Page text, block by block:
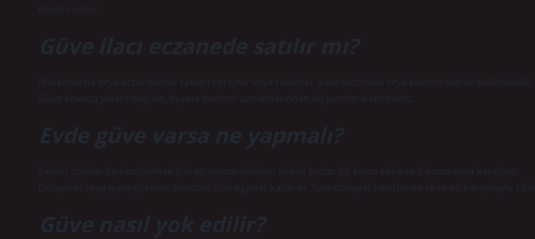
memnundur.
Güve ilacı eczanede satılır mı?
Marketlerde veya eczanelerde satılan spreyler veya tabletler güve öldürücü veya kovucu olarak kullanılabilir.
Güve kovucu yeterli değilse, haşere kontrol uzmanlarından da yardım alabilirsiniz.
Evde güve varsa ne yapmalı?
Evdeki güvelerden kurtulmak için en yaygın yöntem sirkeli sudur. Bir kısım sirke ve 2 kısım suyu karıştırın.
Dolaptaki veya güve görülen alandaki tüm eşyalar kaldırılır. Tüm dolaplar hazırlanan sirke-su karışımıyla silinir.
Güve nasıl yok edilir?